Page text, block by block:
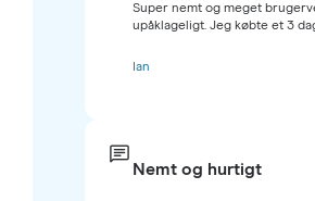
Super nemt og meget
upåklageligt. Jeg købte et 3
Ian
Nemt og hurtigt